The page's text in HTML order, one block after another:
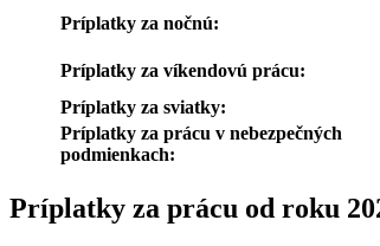
Príplatky za nočnú:
Príplatky za víkendovú prácu:
Príplatky za sviatky:
Príplatky za prácu v nebezpečných
podmienkach:
Príplatky za prácu od roku